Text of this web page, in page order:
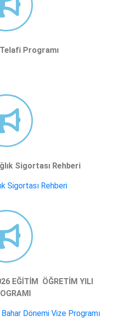
Programı
Sigortası Rehberi
Sigortası Rehberi
EĞİTİM ÖĞRETİM YILI
Dönemi Vize Programı